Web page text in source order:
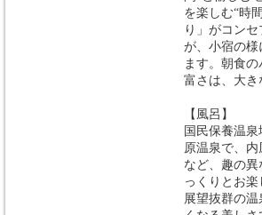
を楽しむ“時
り」がコン
が、小宿の様
ます。朝食
富さは、大き
【風呂】
国民保養温
原温泉で、
など、趣の
っくりとお楽
展望抜群の